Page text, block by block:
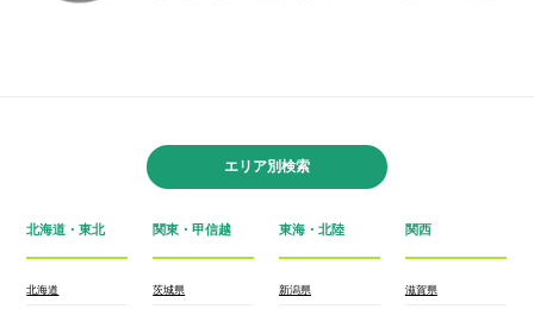
エリア別検索
北海道・東北
北海道
関東・甲信越
茨城県
東海・北陸
新潟県
関西
滋賀県